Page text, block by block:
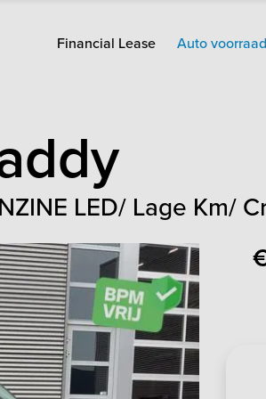
Financial Lease Auto voorraad
LED/ Lage Km/